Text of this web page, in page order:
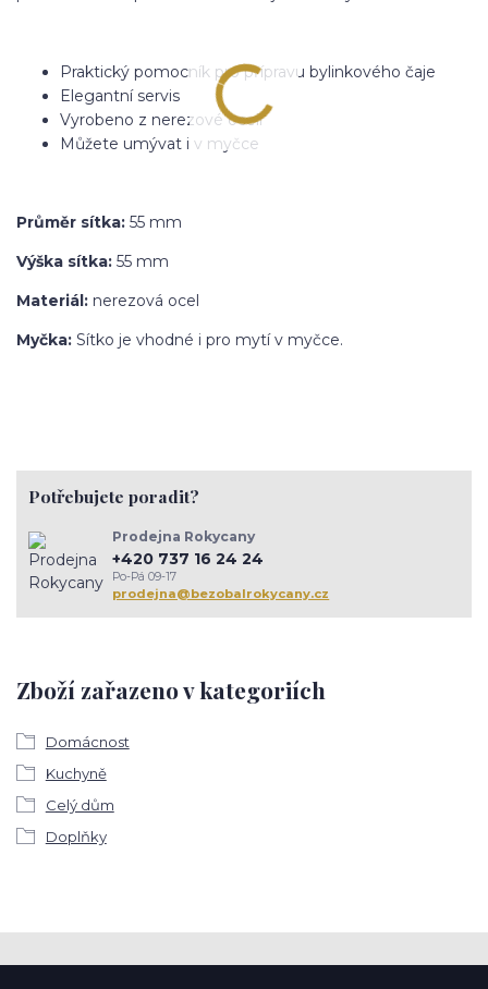
Praktický pomocník pro přípravu bylinkového čaje
Elegantní servis
Vyrobeno z nerezové oceli
Můžete umývat i v myčce
Průměr sítka: 55 mm
Výška sítka: 55 mm
Materiál: nerezová ocel
Myčka: Sítko je vhodné i pro mytí v myčce.
Zboží zařazeno v kategoriích
Domácnost
Kuchyně
Celý dům
Doplňky
Potřebujete poradit?
Prodejna Rokycany
+420 737 16 24 24
Po-Pá 09-17
prodejna@bezobalrokycany.cz